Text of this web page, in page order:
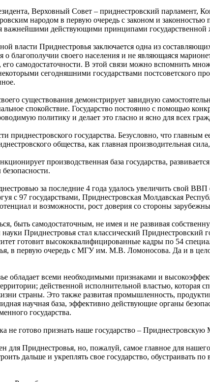
Верховный Совет – приднестровский парламент,
народом в первую очередь с законом и
важнейшими действующими принципами
власти Приднестровья заключается одна из
о благополучии своего населения и не являющаяся
его самодостаточности. В этой связи можно вспомнить
сегодняшними государствами постсоветского
существования демонстрирует завидную
спокойствие. Государство постоянно с помощью
политику и делает это гласно и ясно для всех
приднестровского государства. Безусловно, что
общества, как главная производительная
производственная база государства,
за последние 4 года удалось увеличить свой
с 97 государствами, Приднестровская Молдавская
и возможности, рост доверия со стороны
быть самодостаточным, не имея и не развивая
Приднестровья стал классический
готовит высококвалифицированные кадры по 54
в первую очередь с МГУ им. М.В. Ломоносова. Да и в
обладает всеми необходимыми признаками и
действенной исполнительной властью, которая
страны. Это также развитая промышленность,
научная база, эффективно действующие органы
государства.
не готово признать наше государство –
для Приднестровья, но, пожалуй, самое главное для
дальше и укреплять свое государство, обустраивать